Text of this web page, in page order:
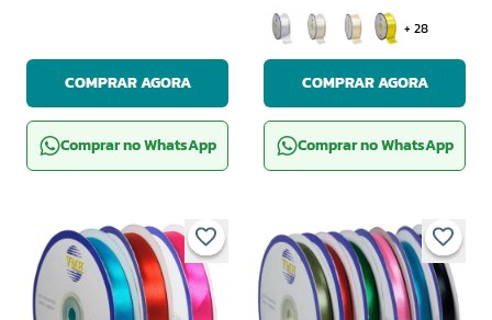
COMPRAR AGORA
Comprar no WhatsApp
+ 28
COMPRAR AGORA
Comprar no WhatsApp